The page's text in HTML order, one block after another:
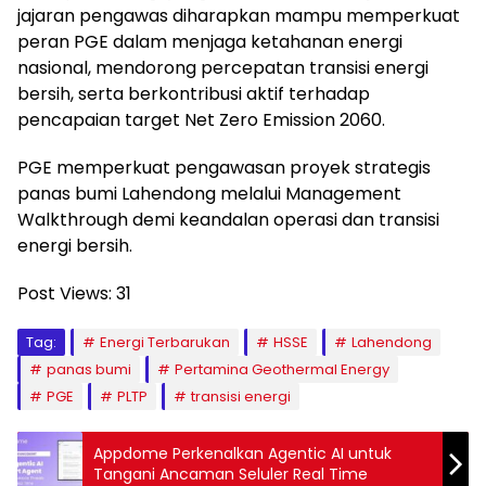
jajaran pengawas diharapkan mampu memperkuat
peran PGE dalam menjaga ketahanan energi
nasional, mendorong percepatan transisi energi
bersih, serta berkontribusi aktif terhadap
pencapaian target Net Zero Emission 2060.
PGE memperkuat pengawasan proyek strategis
panas bumi Lahendong melalui Management
Walkthrough demi keandalan operasi dan transisi
energi bersih.
Post Views: 31
Tag: Energi Terbarukan HSSE
Lahendong
panas bumi
Pertamina Geothermal Energy
PGE
PLTP transisi energi
Appdome Perkenalkan Agentic AI untuk
Tangani Ancaman Seluler Real Time